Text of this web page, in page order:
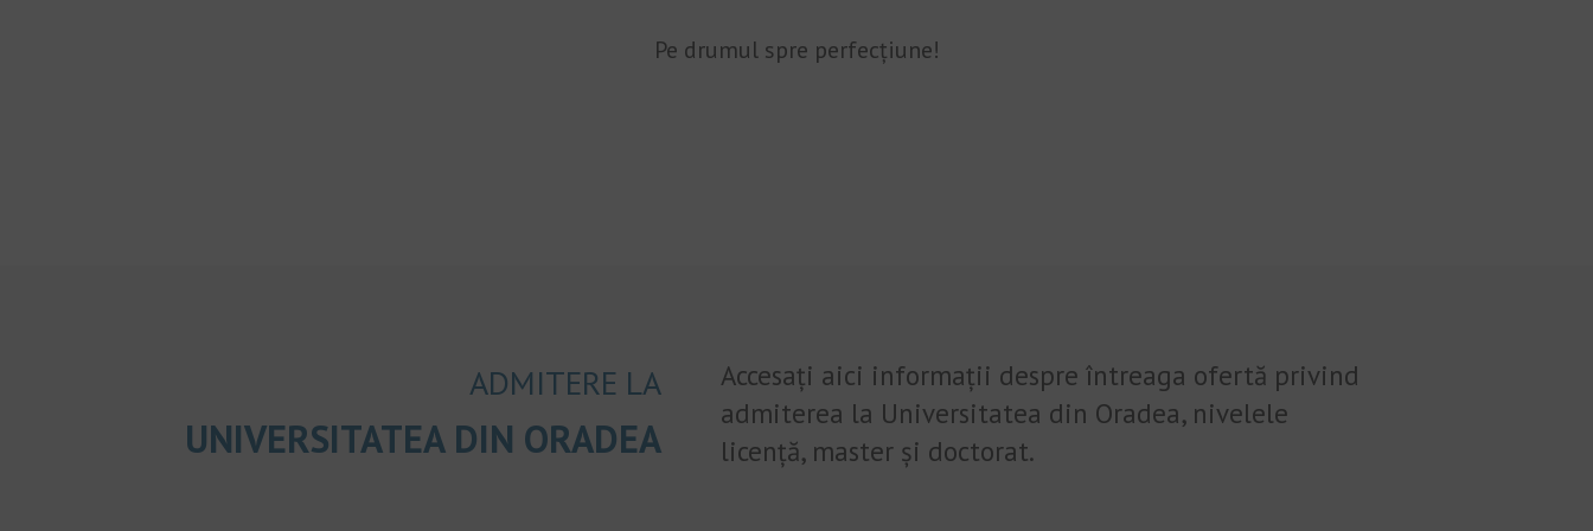
Pe drumul spre perfecțiune!
ADMITERE LA
UNIVERSITATEA DIN ORADEA
Accesați aici informații despre întreaga ofertă privind
admiterea la Universitatea din Oradea, nivelele
licență, master și doctorat.